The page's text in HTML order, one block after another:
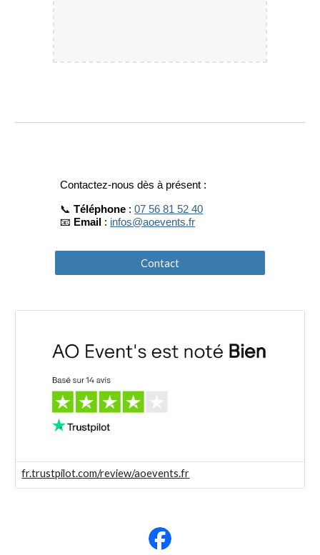
Contactez-nous dès à présent :
📞Téléphone :07 56 81 52 40
📧 Email : infos@aoevents.fr
Contact
fr.trustpilot.com/review/aoevents.fr